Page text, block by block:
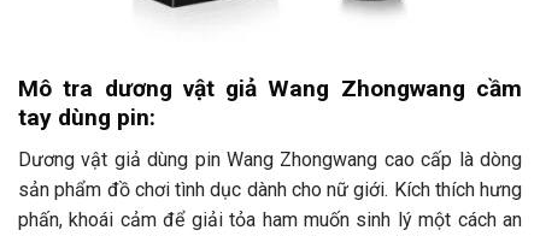
Mô tra dương vật giả Wang Zhongwang cầm
tay dùng pin:
Dương vật giả dùng pin Wang Zhongwang cao cấp là dòng
sản phẩm đồ chơi tình dục dành cho nữ giới. Kích thích hưng
phấn, khoái cảm để giải tỏa ham muốn sinh lý một cách an